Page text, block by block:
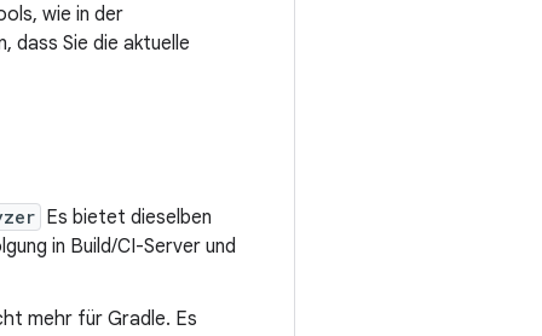
wie in der
dass Sie die aktuelle
Es bietet dieselben
in Build/CI-Server und
mehr für Gradle. Es